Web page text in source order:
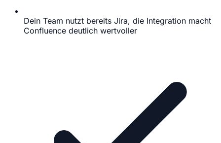
Dein Team nutzt bereits Jira, die Integration macht
Confluence deutlich wertvoller